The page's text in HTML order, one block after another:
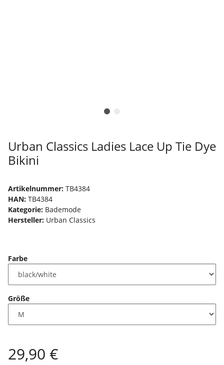
Urban Classics Ladies Lace Up Tie Dye
Bikini
Artikelnummer: TB4384
HAN: TB4384
Kategorie: Bademode
Hersteller: Urban Classics
Farbe
Größe
29,90 €